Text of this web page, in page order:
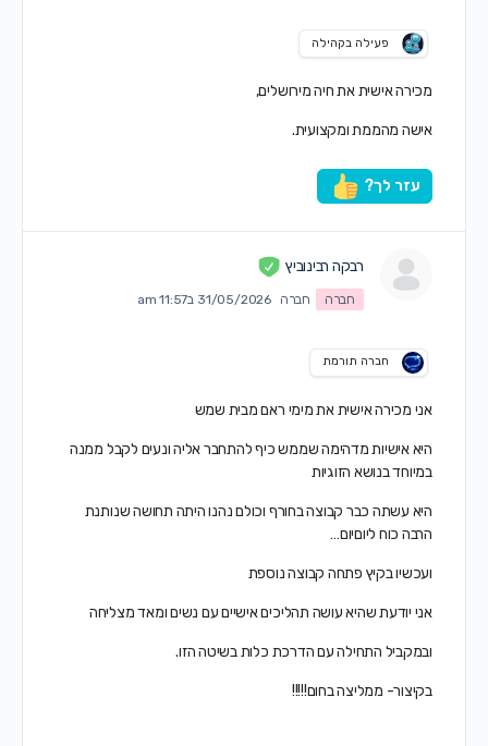
פעילה בקהילה
מכירה אישית את חיה מירושלים,
אישה מהממת ומקצועית.
עזר לך?
רבקה רבינוביץ
חברה חברה 31/05/2026 ב11:57 am
חברה תורמת
אני מכירה אישית את מימי ראם מבית שמש
היא אישיות מדהימה שממש כיף להתחבר אליה ונעים לקבל ממנה
במיוחד בנושא הזוגיות
היא עשתה כבר קבוצה בחורף וכולם נהנו היתה תחושה שנותנת
הרבה כוח ליוםיום…
ועכשיו בקיץ פתחה קבוצה נוספת
אני יודעת שהיא עושה תהליכים אישיים עם נשים ומאד מצליחה
ובמקביל התחילה עם הדרכת כלות בשיטה הזו.
בקיצור- ממליצה בחום!!!!!